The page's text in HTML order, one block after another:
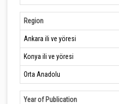
Region
Ankara ili ve yöresi
Konya ili ve yöresi
Orta Anadolu
Year of Publication